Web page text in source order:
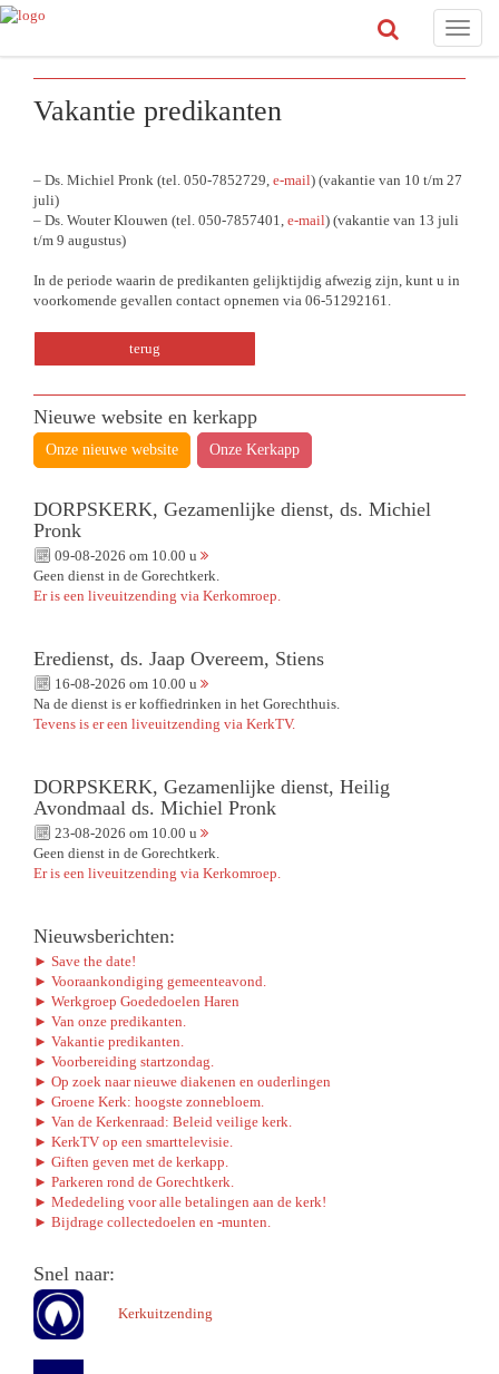
Toggle
Vakantie predikanten
– Ds. Michiel Pronk (tel. 050-7852729, e-mail) (vakantie van 10 t/m 27
juli)
– Ds. Wouter Klouwen (tel. 050-7857401, e-mail) (vakantie van 13 juli
t/m 9 augustus)
In de periode waarin de predikanten gelijktijdig afwezig zijn, kunt u in
voorkomende gevallen contact opnemen via 06-51292161.
terug
Nieuwe website en kerkapp
Onze nieuwe website Onze Kerkapp
DORPSKERK, Gezamenlijke dienst, ds. Michiel
Pronk
09-08-2026 om 10.00 u
Geen dienst in de Gorechtkerk.
Er is een liveuitzending via Kerkomroep.
Eredienst, ds. Jaap Overeem, Stiens
16-08-2026 om 10.00 u
Na de dienst is er koffiedrinken in het Gorechthuis.
Tevens is er een liveuitzending via KerkTV.
DORPSKERK, Gezamenlijke dienst, Heilig
Avondmaal ds. Michiel Pronk
23-08-2026 om 10.00 u
Geen dienst in de Gorechtkerk.
Er is een liveuitzending via Kerkomroep.
Nieuwsberichten:
► Save the date!
► Vooraankondiging gemeenteavond.
► Werkgroep Goededoelen Haren
► Van onze predikanten.
► Vakantie predikanten.
► Voorbereiding startzondag.
► Op zoek naar nieuwe diakenen en ouderlingen
► Groene Kerk: hoogste zonnebloem.
► Van de Kerkenraad: Beleid veilige kerk.
► KerkTV op een smarttelevisie.
► Giften geven met de kerkapp.
► Parkeren rond de Gorechtkerk.
► Mededeling voor alle betalingen aan de kerk!
► Bijdrage collectedoelen en -munten.
Snel naar:
Kerkuitzending